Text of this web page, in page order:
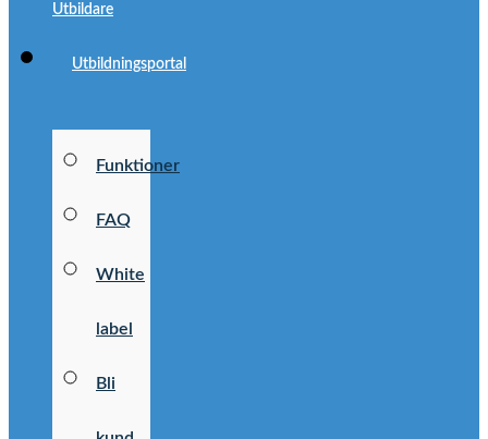
Utbildare
Utbildningsportal
Funktioner
FAQ
White
label
Bli